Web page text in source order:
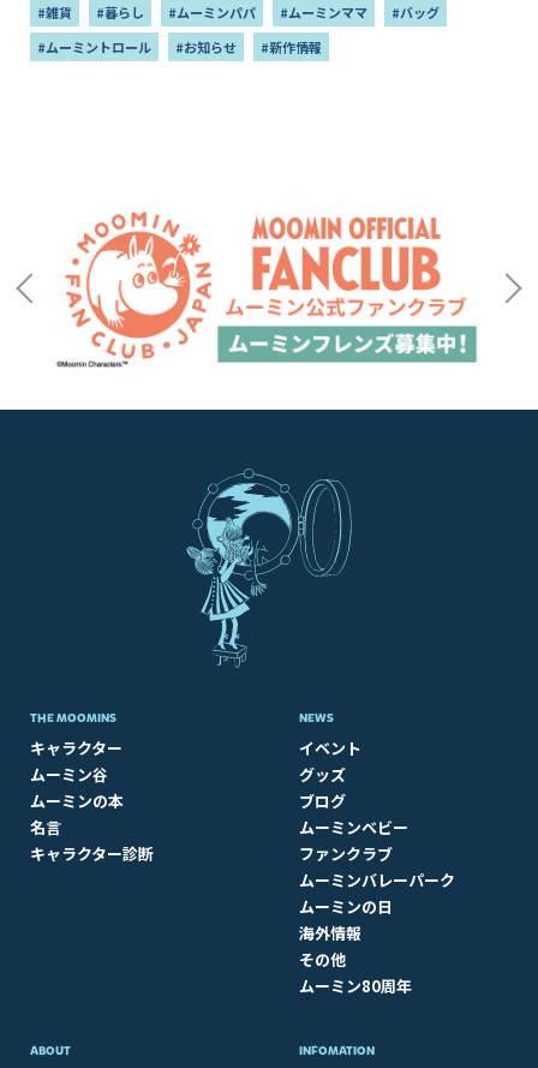
#雑貨
#暮らし #ムーミンパパ #ムーミンママ
#バッグ
#ムーミントロール
#お知らせ #新作情報
THE MOOMINS
キャラクター
ムーミン谷
ムーミンの本
名言
キャラクター診断
NEWS
イベント
グッズ
ブログ
ムーミンベビー
ファンクラブ
ムーミンバレーパーク
ムーミンの日
海外情報
その他
ムーミン80周年
ABOUT​ INFOMATION